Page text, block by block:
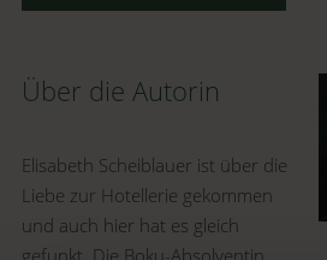
Über die Autorin
Elisabeth Scheiblauer ist über die
Liebe zur Hotellerie gekommen
und auch hier hat es gleich
gefunkt. Die Boku-Absolventin